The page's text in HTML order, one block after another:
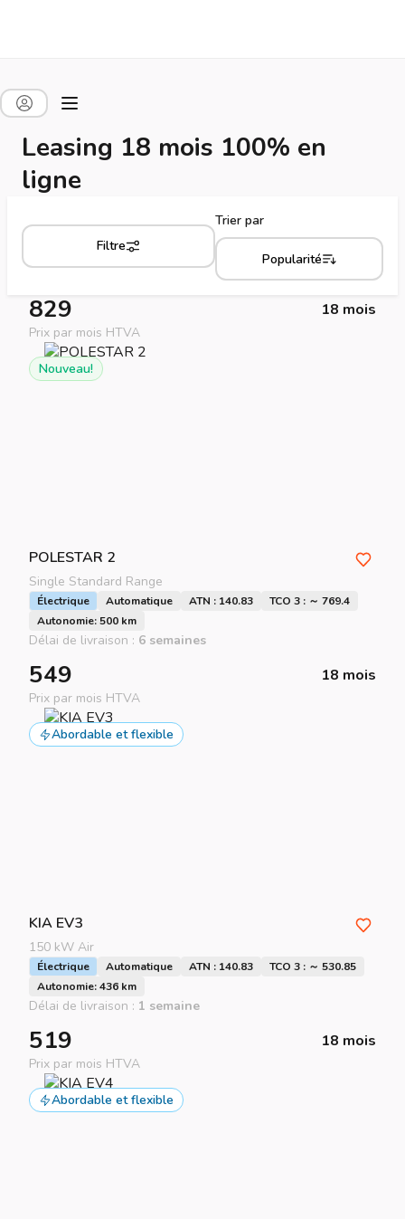
Leasing 18 mois 100% en
ligne
Filtre
Trier par
Popularité
829 18 mois
Prix par mois HTVA
Nouveau!
POLESTAR 2
Single Standard Range
Électrique Automatique ATN : 140.83
TCO 3 : ～ 769.4
Autonomie: 500 km
Délai de livraison : 6 semaines
549 18 mois
Prix par mois HTVA
Abordable et flexible
KIA EV3
150 kW Air
Électrique Automatique ATN : 140.83
TCO 3 : ～ 530.85
Autonomie: 436 km
Délai de livraison : 1 semaine
519 18 mois
Prix par mois HTVA
Abordable et flexible